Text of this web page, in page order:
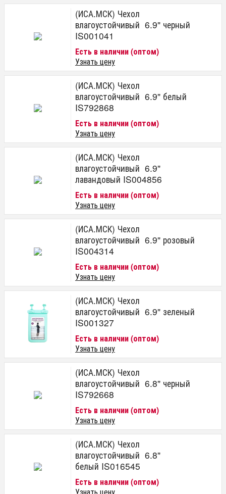
(ИСА.МСК) Чехол
влагоустойчивый 6.9" черный
IS001041
Есть в наличии (оптом)
Узнать цену
(ИСА.МСК) Чехол
влагоустойчивый 6.9" белый
IS792868
Есть в наличии (оптом)
Узнать цену
(ИСА.МСК) Чехол
влагоустойчивый 6.9"
лавандовый IS004856
Есть в наличии (оптом)
Узнать цену
(ИСА.МСК) Чехол
влагоустойчивый 6.9" розовый
IS004314
Есть в наличии (оптом)
Узнать цену
(ИСА.МСК) Чехол
влагоустойчивый 6.9" зеленый
IS001327
Есть в наличии (оптом)
Узнать цену
(ИСА.МСК) Чехол
влагоустойчивый 6.8" черный
IS792668
Есть в наличии (оптом)
Узнать цену
(ИСА.МСК) Чехол
влагоустойчивый 6.8"
белый IS016545
Есть в наличии (оптом)